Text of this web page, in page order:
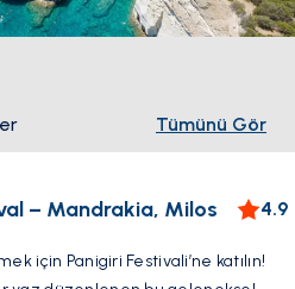
Tümünü Gör
– Mandrakia, Milos 4.9
için Panigiri Festivali’ne katılın!